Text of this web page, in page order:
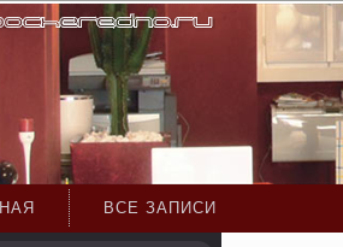
ВСЕ ЗАПИСИ